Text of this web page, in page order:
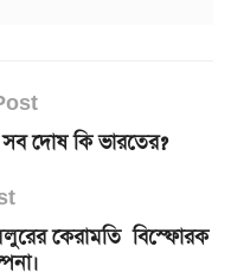
দোষ কি ভারতের?
কেরামতি বিস্ফোরক